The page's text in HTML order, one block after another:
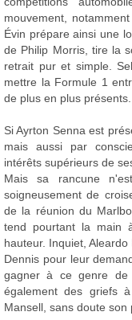
mouvement,
Évin prépare ainsi une
de Philip Morris, tire la
retrait pur et simple.
mettre la Formule 1
de plus en plus
Si Ayrton Senna est
mais aussi par
intérêts supérieurs de
Mais sa rancune
soigneusement de
de la réunion du
tend pourtant la main
hauteur. Inquiet,
Dennis pour leur
gagner à ce genre de
également des griefs
Mansell, sans doute